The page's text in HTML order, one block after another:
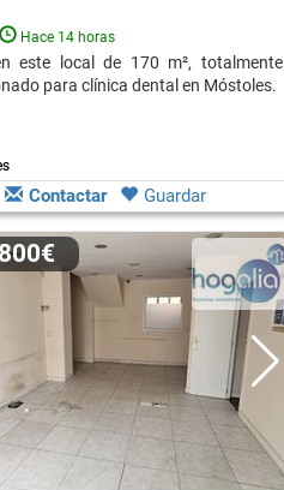
Hace 14 horas
este local de 170 m², totalmente
para clínica dental en Móstoles.
Contactar Guardar